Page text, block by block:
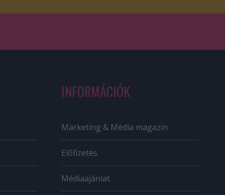
INFORMÁCIÓK
Marketing & Média magazin
Előfizetés
Médiaajánlat